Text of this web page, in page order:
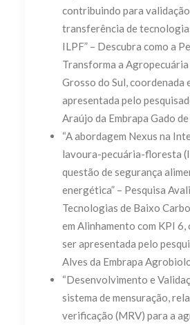
contribuindo para
transferência de
ILPF” – Descubra como a
Transforma a
Grosso do Sul, coordenada
apresentada pelo
Araújo da Embrapa Gado
“A abordagem Nexus na
lavoura-pecuária-floresta
questão de segurança
energética” – Pesquisa
Tecnologias de Baixo
em Alinhamento com KPI 6,
ser apresentada pelo
Alves da Embrapa
“Desenvolvimento e
sistema de mensuração,
verificação (MRV) para a